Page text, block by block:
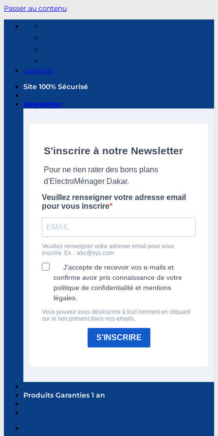
Passer au contenu
Livraison
Site 100% Sécurisé
Newsletter
S'inscrire à notre Newsletter
Pour ne rien rater des bons plans
d'ElectroMénager Dakar.
Veuillez renseigner votre adresse email
pour vous inscrire
Veuillez renseigner votre adresse email pour vous
inscrire. Ex. : abc@xyz.com
J'accepte de recevoir vos e-mails et
confirme avoir pris connaissance de votre
politique de confidentialité et mentions
légales.
Vous pouvez vous désinscrire à tout moment en cliquant
sur le lien présent dans nos emails.
S'INSCRIRE
Produits Garanties 1 an